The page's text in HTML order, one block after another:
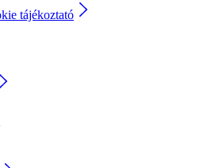
tájékoztató